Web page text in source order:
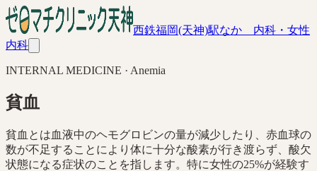
西鉄福岡(天神)駅なか 内科・女性
内科
INTERNAL MEDICINE · Anemia
貧血
貧血とは血液中のヘモグロビンの量が減少したり、赤血球の
数が不足することにより体に十分な酸素が行き渡らず、酸欠
状態になる症状のことを指します。特に女性の25%が経験す